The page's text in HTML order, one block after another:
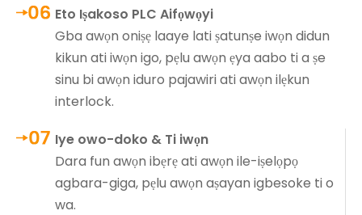
Eto Iṣakoso PLC Aifọwọyi
Gba awọn oniṣẹ laaye lati ṣatunṣe iwọn didun
kikun ati iwọn igo, pẹlu awọn ẹya aabo ti a ṣe
sinu bi awọn iduro pajawiri ati awọn ilẹkun
interlock.
Iye owo-doko & Ti iwọn
Dara fun awọn ibẹrẹ ati awọn ile-iṣelọpọ
agbara-giga, pẹlu awọn aṣayan igbesoke ti o
wa.